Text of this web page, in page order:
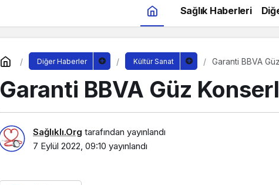
Sağlık Haberleri
Diğer Haberler Kültür Sanat Garanti BBVA
Garanti BBVA Güz
Sağlıklı.Org tarafından yayınlandı
7 Eylül 2022, 09:10 yayınlandı